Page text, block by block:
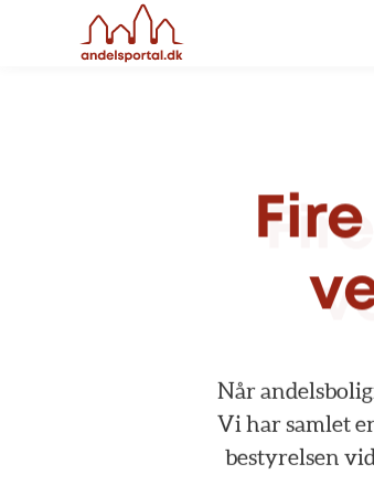
Fire
Når
Vi harsamlet
bestyrelsen